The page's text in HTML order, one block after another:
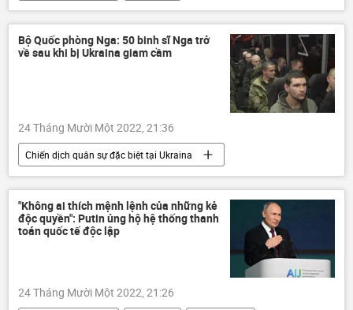
trí tuệ nhân tạo
công nghệ
Bộ Quốc phòng Nga: 50 binh sĩ Nga trở
về sau khi bị Ukraina giam cầm
24 Tháng Mười Một 2022, 21:36
Chiến dịch quân sự đặc biệt tại Ukraina
Ukraina
Cuộc khủng hoảng ở Ukraina
Nga
Quân sự
Bộ Quốc phòng Nga
tù binh
"Không ai thích mệnh lệnh của những kẻ
độc quyền": Putin ủng hộ hệ thống thanh
toán quốc tế độc lập
24 Tháng Mười Một 2022, 21:26